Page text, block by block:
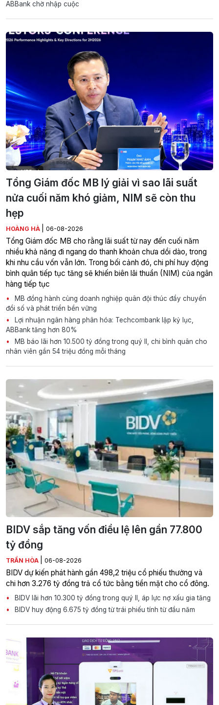
ABBank chờ nhập cuộc
Tổng Giám đốc MB lý giải vì sao lãi suất
nửa cuối năm khó giảm, NIM sẽ còn thu
hẹp
HOÀNG HÀ 06-08-2026
Tổng Giám đốc MB cho rằng lãi suất từ nay đến cuối năm
nhiều khả năng đi ngang do thanh khoản chưa dồi dào, trong
khi nhu cầu vốn vẫn lớn. Trong bối cảnh đó, chi phí huy động
bình quân tiếp tục tăng sẽ khiến biên lãi thuần (NIM) của ngân
hàng tiếp tục
MB đồng hành cùng doanh nghiệp quân đội thúc đẩy chuyển
đổi số và phát triển bền vững
Lợi nhuận ngân hàng phân hóa: Techcombank lập kỷ lục,
ABBank tăng hơn 80%
MB báo lãi hơn 10.500 tỷ đồng trong quý II, chi bình quân cho
nhân viên gần 54 triệu đồng mỗi tháng
BIDV sắp tăng vốn điều lệ lên gần 77.800
tỷ đồng
TRẦN HÒA 06-08-2026
BIDV dự kiến phát hành gần 498,2 triệu cổ phiếu thưởng và
chi hơn 3.276 tỷ đồng trả cổ tức bằng tiền mặt cho cổ đông.
BIDV lãi hơn 10.300 tỷ đồng trong quý II, áp lực nợ xấu gia tăng
BIDV huy động 6.675 tỷ đồng từ trái phiếu tính từ đầu năm